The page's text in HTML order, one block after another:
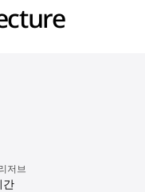
저브
간